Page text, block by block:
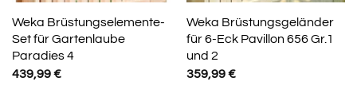
Weka Brüstungselemente-
Set für Gartenlaube
Paradies 4
439,99€
Weka Brüstungsgeländer
für 6-Eck Pavillon 656 Gr.1
und 2
359,99€